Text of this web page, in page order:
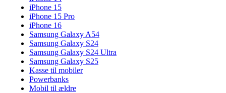
iPhone 15
iPhone 15 Pro
iPhone 16
Samsung Galaxy A54
Samsung Galaxy S24
Samsung Galaxy S24 Ultra
Samsung Galaxy S25
Kasse til mobiler
Powerbanks
Mobil til ældre